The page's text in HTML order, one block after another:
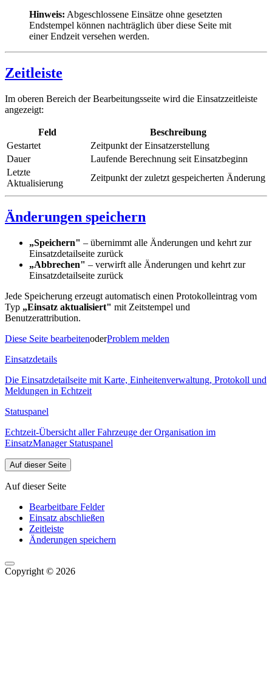
Hinweis: Abgeschlossene Einsätze ohne gesetzten
Endstempel können nachträglich über diese Seite mit
einer Endzeit versehen werden.
Zeitleiste
Im oberen Bereich der Bearbeitungsseite wird die Einsatzzeitleiste
angezeigt:
Feld
Beschreibung
Gestartet
Zeitpunkt der Einsatzerstellung
Dauer
Laufende Berechnung seit Einsatzbeginn
Letzte
Aktualisierung
Zeitpunkt der zuletzt gespeicherten Änderung
Änderungen speichern
„Speichern" – übernimmt alle Änderungen und kehrt zur
Einsatzdetailseite zurück
„Abbrechen" – verwirft alle Änderungen und kehrt zur
Einsatzdetailseite zurück
Jede Speicherung erzeugt automatisch einen Protokolleintrag vom
Typ „Einsatz aktualisiert" mit Zeitstempel und
Benutzerattribution.
Diese Seite bearbeitenoderProblem melden
Einsatzdetails
Die Einsatzdetailseite mit Karte, Einheitenverwaltung, Protokoll und
Meldungen in Echtzeit
Statuspanel
Echtzeit-Übersicht aller Fahrzeuge der Organisation im
EinsatzManager Statuspanel
Auf dieser Seite
Auf dieser Seite
Bearbeitbare Felder
Einsatz abschließen
Zeitleiste
Änderungen speichern
Copyright © 2026